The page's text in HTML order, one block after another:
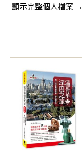
顯示完整個人檔案 →